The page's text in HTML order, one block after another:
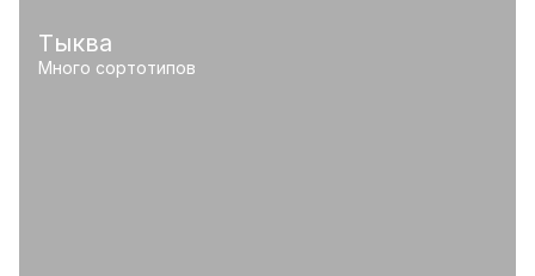
Тыква
Много сортотипов